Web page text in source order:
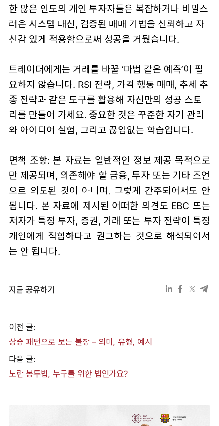
한 많은 인도의 개인 투자자들은 복잡하거나 비밀스
러운 시스템 대신, 검증된 매매 기법을 신뢰하고 자
신감 있게 적용함으로써 성공을 거뒀습니다.
트레이더에게는 거래를 바꿀 ‘마법 같은 예측’이 필
요하지 않습니다. RSI 전략, 가격 행동 매매, 추세 추
종 전략과 같은 도구를 활용해 자신만의 성공 스토
리를 만들어 가세요. 중요한 것은 꾸준한 자기 관리
와 아이디어 실험, 그리고 끊임없는 학습입니다.
면책 조항: 본 자료는 일반적인 정보 제공 목적으로
만 제공되며, 의존해야 할 금융, 투자 또는 기타 조언
으로 의도된 것이 아니며, 그렇게 간주되어서도 안
됩니다. 본 자료에 제시된 어떠한 의견도 EBC 또는
저자가 특정 투자, 증권, 거래 또는 투자 전략이 특정
개인에게 적합하다고 권고하는 것으로 해석되어서
는 안 됩니다.
지금 공유하기
이전 글:
상승 패턴으로 보는 불장 – 의미, 유형, 예시
다음 글:
노란 봉투법, 누구를 위한 법인가요?